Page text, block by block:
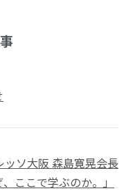
ッソ大阪 森島寛晃会長
ここで学ぶのか。」